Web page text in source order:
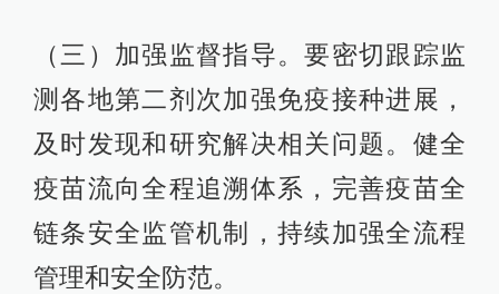
（三）加强监督指导。要密切跟踪监
测各地第二剂次加强免疫接种进展，
及时发现和研究解决相关问题。健全
疫苗流向全程追溯体系，完善疫苗全
链条安全监管机制，持续加强全流程
管理和安全防范。